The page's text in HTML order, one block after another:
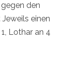
den
einen
Lothar an 4